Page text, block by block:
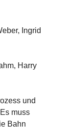
Ingrid
Harry
und
muss
Bahn